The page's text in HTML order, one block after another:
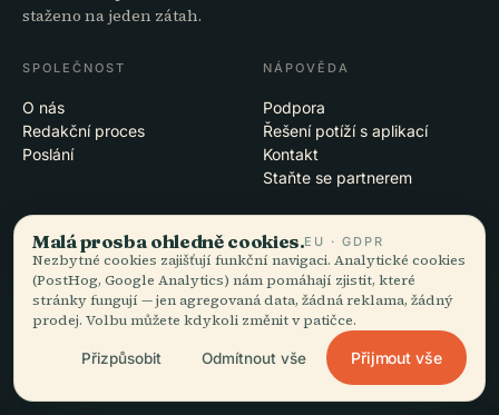
staženo na jeden zátah.
SPOLEČNOST
O nás
Redakční proces
Poslání
NÁPOVĚDA
Podpora
Řešení potíží s aplikací
Kontakt
Staňte se partnerem
Soukromí
Podmínky
Nastavení cookies
Malá prosba ohledně cookies.EU · GDPR
Nezbytné cookies zajišťují funkční navigaci. Analytické cookies
(PostHog, Google Analytics) nám pomáhají zjistit, které
stránky fungují — jen agregovaná data, žádná reklama, žádný
prodej. Volbu můžete kdykoli změnit v patičce.
Přizpůsobit Odmítnout vše Přijmout vše